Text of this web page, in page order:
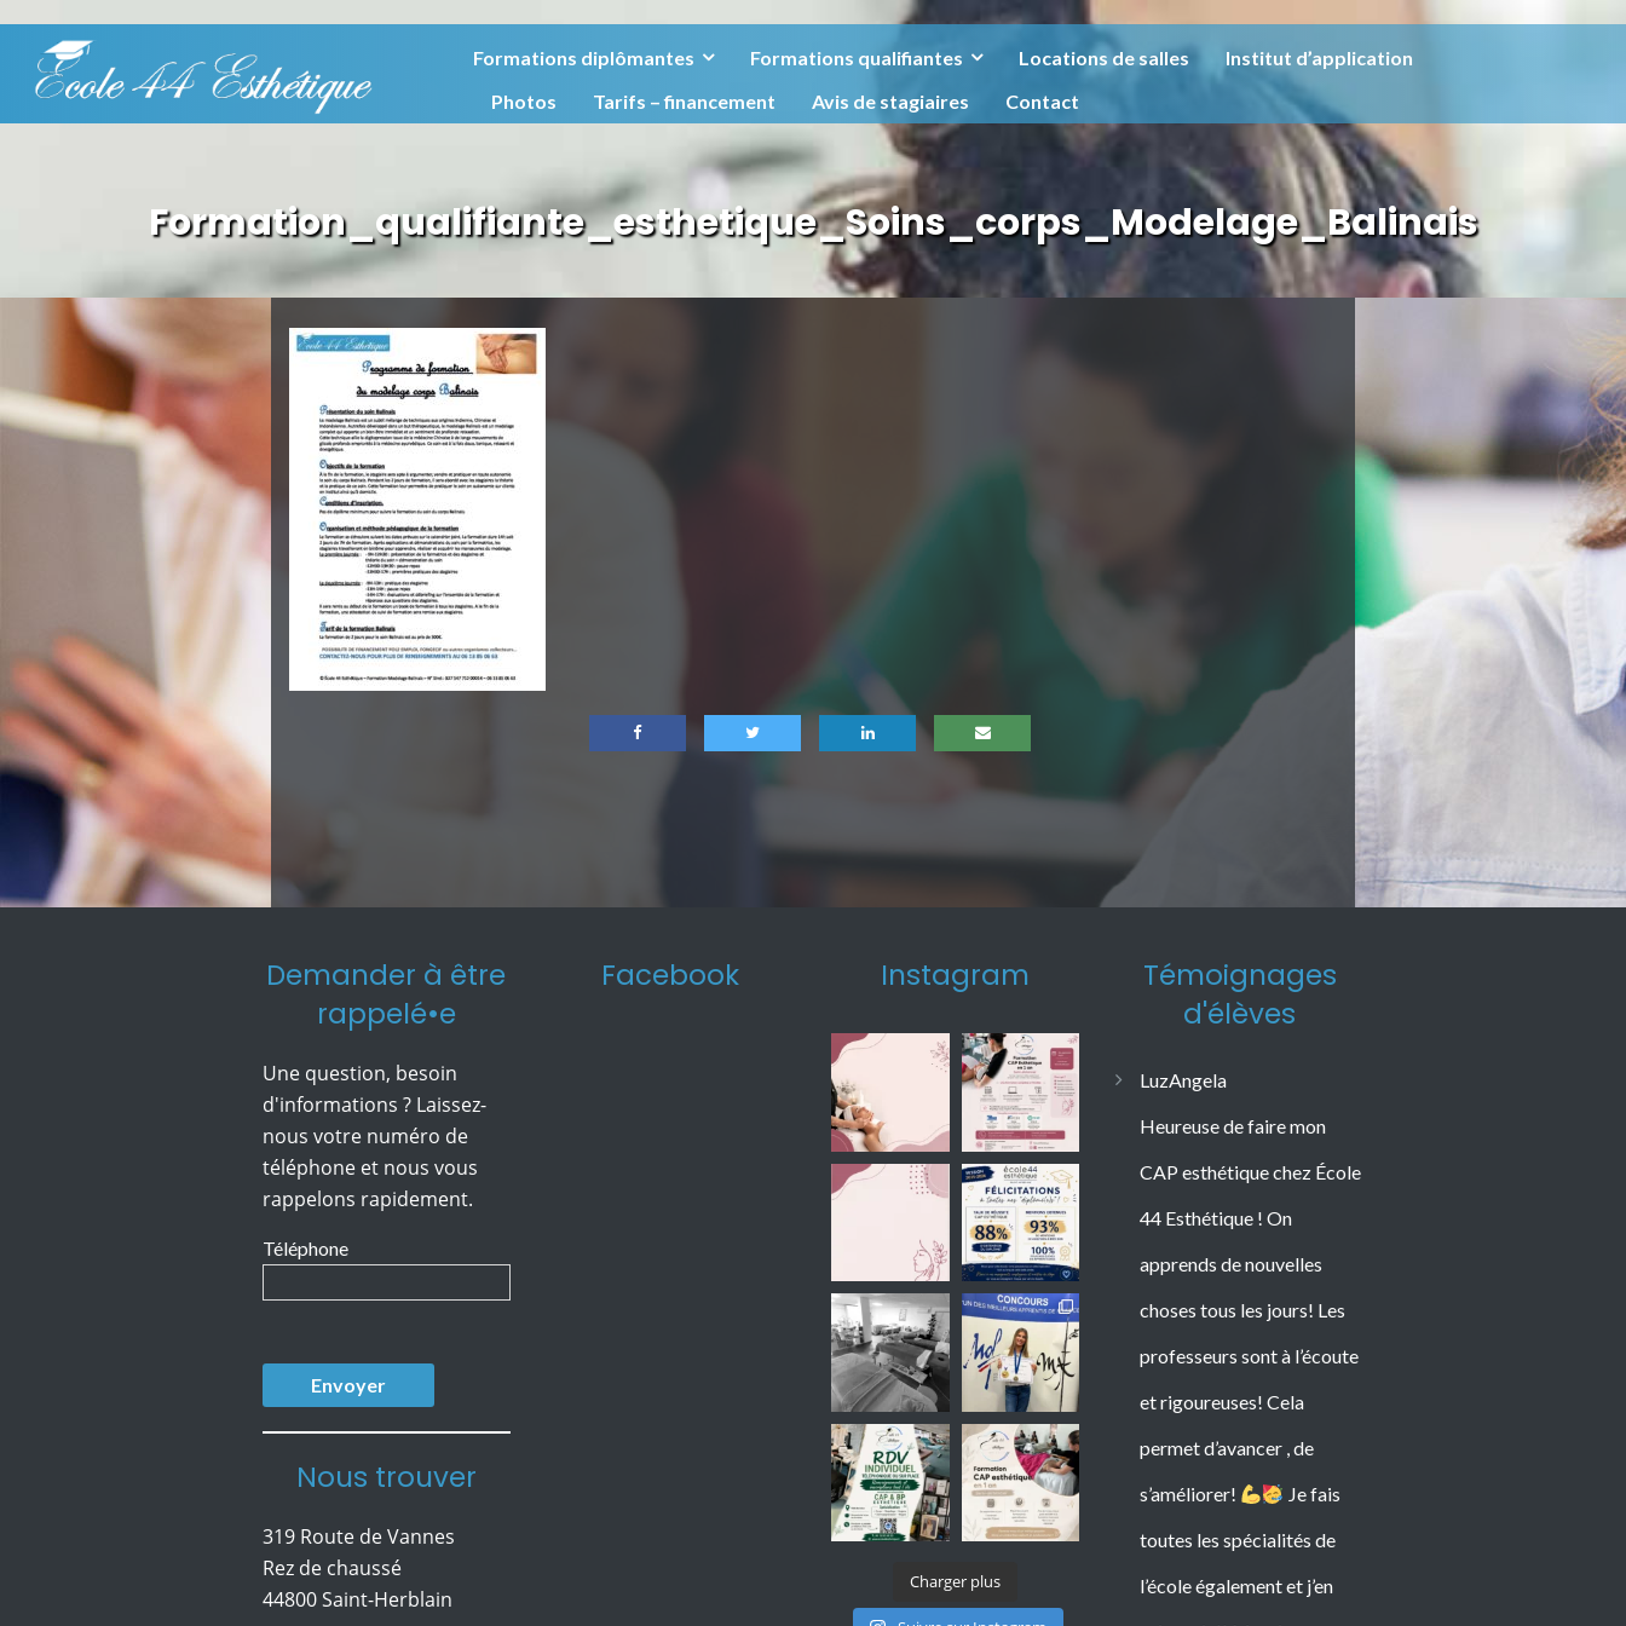
Formations diplômantes Formations qualifiantes Locations de salles
Institut d’application
Photos
Tarifs – financement Avis de stagiaires Contact
Formation_qualifiante_esthetique_Soins_corps_Modelage_Balinais
Demander à être
rappelé•e
Une question, besoin
d'informations ? Laissez-
nous votre numéro de
téléphone et nous vous
rappelons rapidement.
Téléphone
Nous trouver
319 Route de Vannes
Rez de chaussé
44800 Saint-Herblain
Facebook Instagram
Charger plus
Témoignages
d'élèves
LuzAngela
Heureuse de faire mon
CAP esthétique chez École
44 Esthétique ! On
apprends de nouvelles
choses tous les jours! Les
professeurs sont à l’écoute
et rigoureuses! Cela
permet d’avancer , de
s’améliorer!
Je fais
toutes les spécialités de
l’école également et j’en